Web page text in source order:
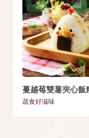
蔓越莓雙薯夾心飯
蔬食好滋味